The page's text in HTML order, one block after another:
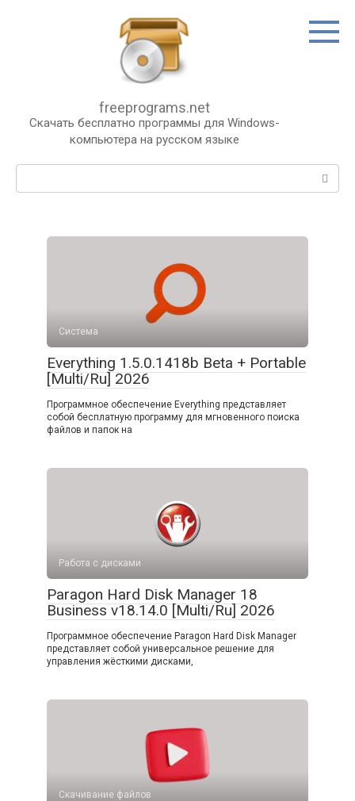
freeprograms.net
Скачать бесплатно программы для Windows-
компьютера на русском языке
Система
Everything 1.5.0.1418b Beta + Portable
[Multi/Ru] 2026
Программное обеспечение Everything представляет
собой бесплатную программу для мгновенного поиска
файлов и папок на
Работа с дисками
Paragon Hard Disk Manager 18
Business v18.14.0 [Multi/Ru] 2026
Программное обеспечение Paragon Hard Disk Manager
представляет собой универсальное решение для
управления жёсткими дисками,
Скачивание файлов